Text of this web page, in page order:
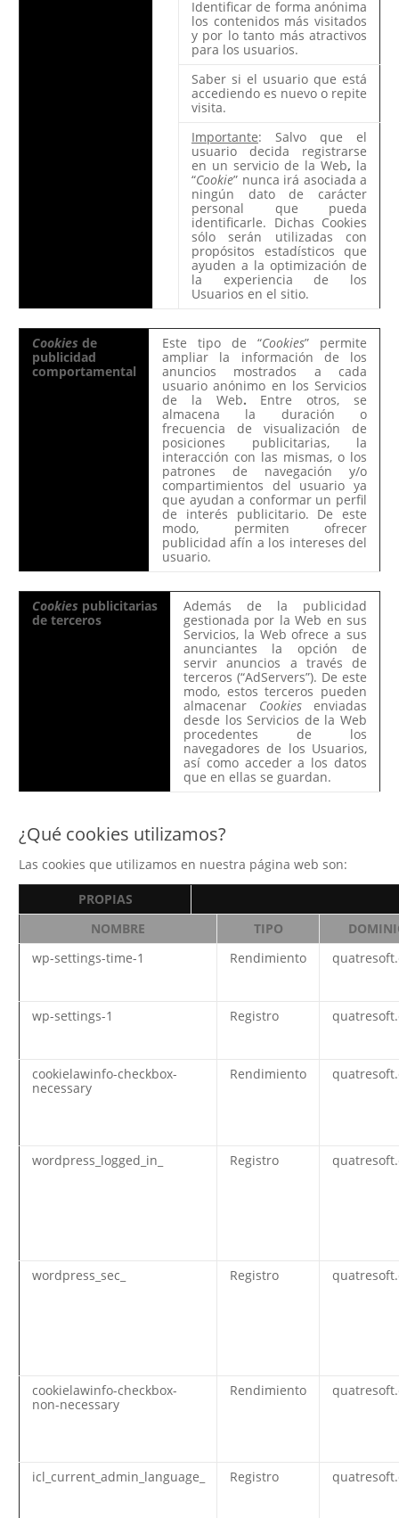
Identificar de forma anónima
los contenidos más visitados
y por lo tanto más atractivos
para los usuarios.
Saber si el usuario que está
accediendo es nuevo o repite
visita.
Importante: Salvo que el
usuario decida registrarse
en un servicio de la Web, la
“Cookie” nunca irá asociada a
ningún dato de carácter
personal que pueda
identificarle. Dichas Cookies
sólo serán utilizadas con
propósitos estadísticos que
ayuden a la optimización de
la experiencia de los
Usuarios en el sitio.
Cookies de
publicidad
comportamental
Este tipo de “Cookies” permite
ampliar la información de los
anuncios mostrados a cada
usuario anónimo en los Servicios
de la Web. Entre otros, se
almacena la duración o
frecuencia de visualización de
posiciones publicitarias, la
interacción con las mismas, o los
patrones de navegación y/o
compartimientos del usuario ya
que ayudan a conformar un perfil
de interés publicitario. De este
modo, permiten ofrecer
publicidad afín a los intereses del
usuario.
Cookies publicitarias
de terceros
Además de la publicidad
gestionada por la Web en sus
Servicios, la Web ofrece a sus
anunciantes la opción de
servir anuncios a través de
terceros (“AdServers”). De este
modo, estos terceros pueden
almacenar Cookiesenviadas
desde los Servicios de la Web
procedentes de los
navegadores de los Usuarios,
así como acceder a los datos
que en ellas se guardan.
¿Qué cookies utilizamos?
Las cookies que utilizamos en nuestra página web son:
PROPIAS
NOMBRE
TIPO
wp-settings-time-1
Rendimiento
wp-settings-1 Registro
cookielawinfo-checkbox-
necessary
Rendimiento
wordpress_logged_in_ Registro
wordpress_sec_ Registro
cookielawinfo-checkbox-
non-necessary
Rendimiento
icl_current_admin_language_ Registro